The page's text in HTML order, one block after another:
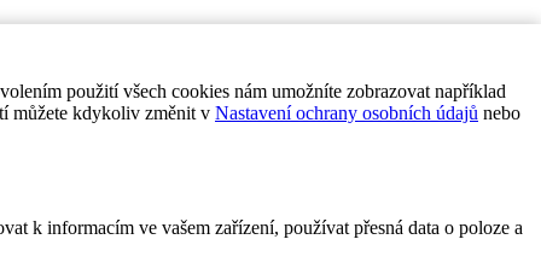
použití všech cookies nám umožníte zobrazovat například
můžete kdykoliv změnit v Nastavení ochrany osobních údajů nebo
k informacím ve vašem zařízení, používat přesná data o poloze a